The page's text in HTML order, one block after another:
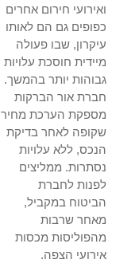
ואירועי חירום אחרים
כפופים גם הם לאותו
עיקרון, שבו פעולה
מיידית חוסכת עלויות
גבוהות יותר בהמשך.
חברת אור הברקות
מספקת הערכת מחיר
שקופה לאחר בדיקת
הנכס, ללא עלויות
נסתרות. ממליצים
לפנות לחברת
הביטוח במקביל,
מאחר שרבות
מהפוליסות מכסות
אירועי הצפה.